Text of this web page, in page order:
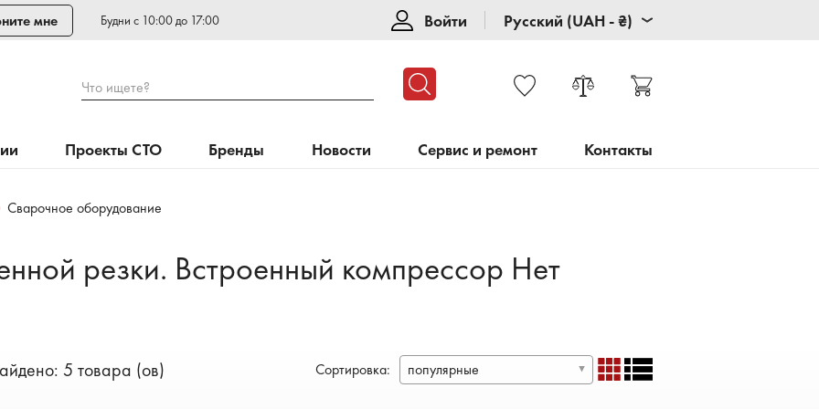
мне Будни с 10:00 до 17:00 Войти Русский (UAH - ₴)
Что ищете?
Проекты СТО Бренды Новости Сервис и ремонт Контакты
Сварочное оборудование
резки. Встроенный компрессор Нет
5 товара (ов) Сортировка: популярные